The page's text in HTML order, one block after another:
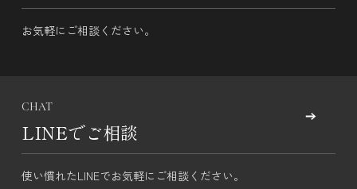
お気軽にご相談ください。
CHAT
LINEでご相談
使い慣れたLINEでお気軽にご相談ください。